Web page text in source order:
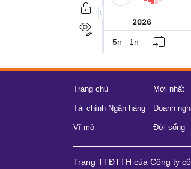
Trang chủ Mới nhất
Tài chính Ngân hàng Doanh
Vĩ mô Đời sống
Trang TTĐTTH của Công ty